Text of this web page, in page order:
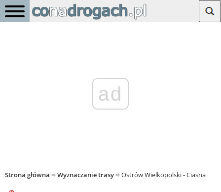
ad
Strona główna Wyznaczanie trasy Ostrów Wielkopolski - Ciasna